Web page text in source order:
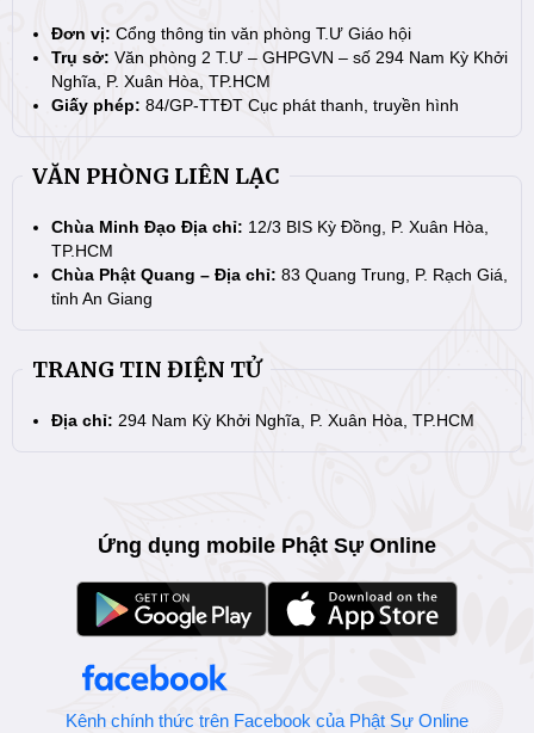
Đơn vị: Cổng thông tin văn phòng T.Ư Giáo hội
Trụ sở: Văn phòng 2 T.Ư – GHPGVN – số 294 Nam Kỳ Khởi
Nghĩa, P. Xuân Hòa, TP.HCM
Giấy phép: 84/GP-TTĐT Cục phát thanh, truyền hình
VĂN PHÒNG LIÊN LẠC
Chùa Minh Đạo Địa chỉ: 12/3 BIS Kỳ Đồng, P. Xuân Hòa,
TP.HCM
Chùa Phật Quang – Địa chỉ: 83 Quang Trung, P. Rạch Giá,
tỉnh An Giang
TRANG TIN ĐIỆN TỬ
Địa chỉ: 294 Nam Kỳ Khởi Nghĩa, P. Xuân Hòa, TP.HCM
Ứng dụng mobile Phật Sự Online
Kênh chính thức trên Facebook của Phật Sự Online